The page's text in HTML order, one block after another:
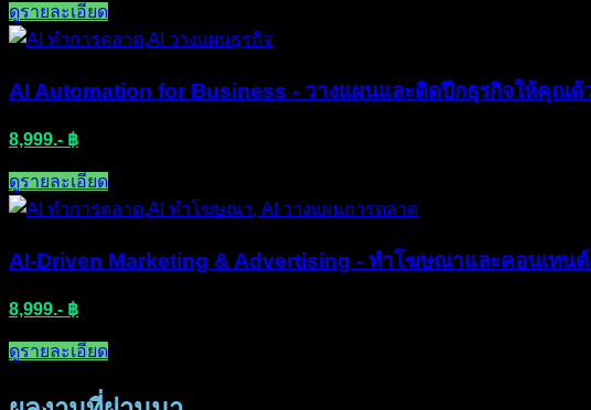
ดูรายละเอียด​
AI Automation for Business - วางแผนและติดปีกธุรกิจให้คุณด้
8,999.- ฿
ดูรายละเอียด​
AI-Driven Marketing & Advertising - ทำโฆษณาและคอนเทน
8,999.- ฿
ดูรายละเอียด​